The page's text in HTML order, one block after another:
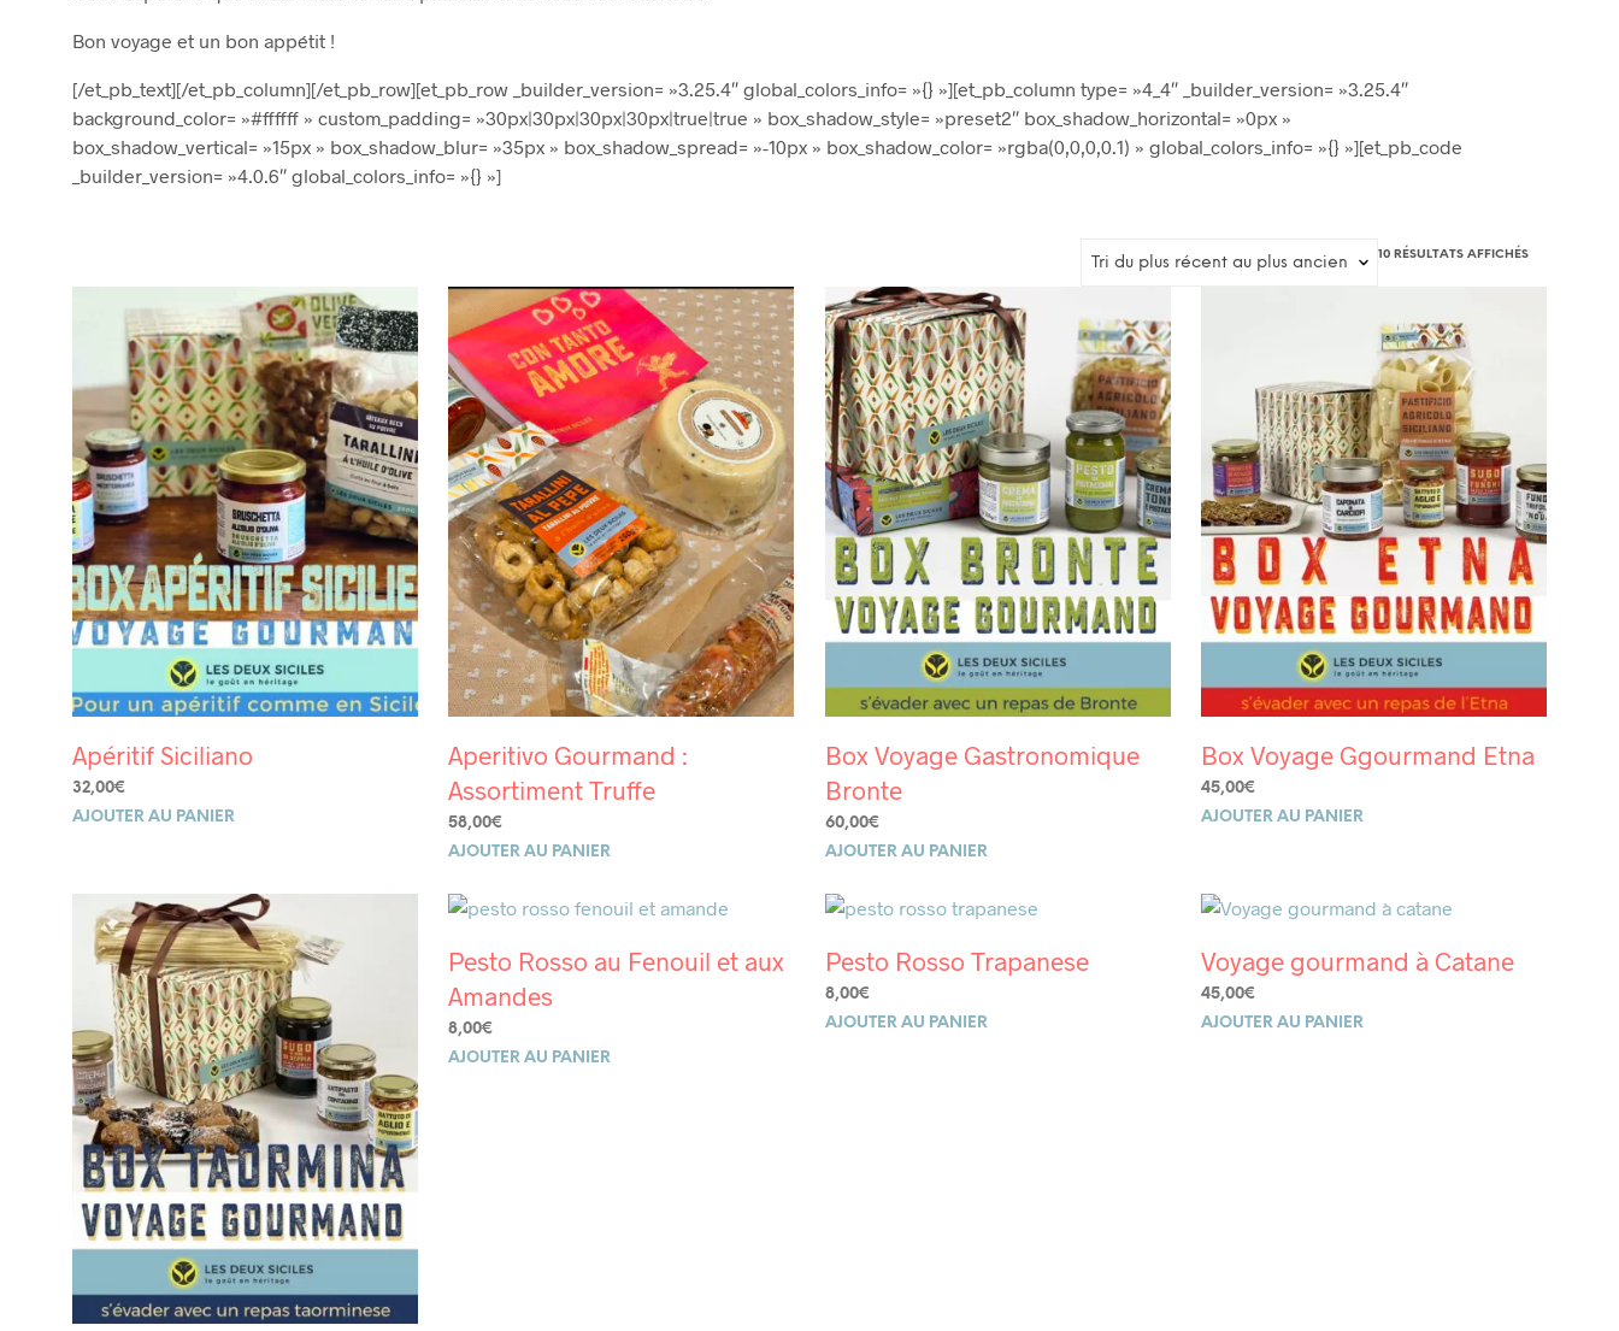
Bon voyage et un bon appétit !
[/et_pb_text][/et_pb_column][/et_pb_row][et_pb_row _builder_version= »3.25.4″ global_colors_info= »{} »][et_pb_column type= »4_4″ _builder_version= »3.25.4″
background_color= »#ffffff » custom_padding= »30px|30px|30px|30px|true|true » box_shadow_style= »preset2″ box_shadow_horizontal= »0px »
box_shadow_vertical= »15px » box_shadow_blur= »35px » box_shadow_spread= »-10px » box_shadow_color= »rgba(0,0,0,0.1) » global_colors_info= »{} »][et_pb_code
_builder_version= »4.0.6″ global_colors_info= »{} »]
10 RÉSULTATS AFFICHÉSTRIÉ
Apéritif Siciliano
32,00€
AJOUTER AU PANIER
Aperitivo Gourmand :
Assortiment Truffe
58,00€
AJOUTER AU PANIER
Box Voyage Gastronomique
Bronte
60,00€
AJOUTER AU PANIER
Box Voyage Ggourmand Etna
45,00€
AJOUTER AU PANIER
Pesto Rosso au Fenouil et aux
Amandes
8,00€
AJOUTER AU PANIER
Pesto Rosso Trapanese
8,00€
AJOUTER AU PANIER
Voyage gourmand à Catane
45,00€
AJOUTER AU PANIER